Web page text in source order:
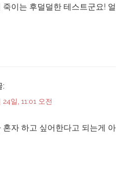
이는 후덜덜한 테스트군요! 얼
:
일, 11:01 오전
자 하고 싶어한다고 되는게 아